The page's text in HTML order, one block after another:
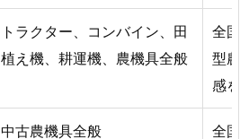
トラクター、コンバイン、田
植え機、耕運機、農機具全般
全
型
感
中古農機具全般
全